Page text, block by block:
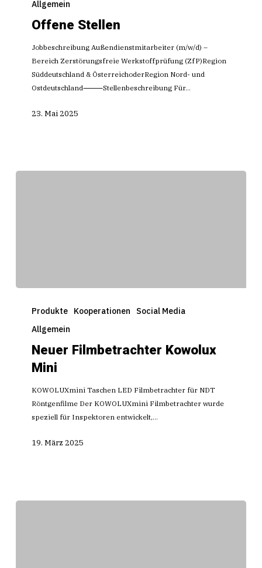
Allgemein
Offene Stellen
Jobbeschreibung Außendienstmitarbeiter (m/w/d) –
Bereich Zerstörungsfreie Werkstoffprüfung (ZfP)Region
Süddeutschland & ÖsterreichoderRegion Nord- und
Ostdeutschland⸻Stellenbeschreibung Für…
23. Mai 2025
Filmbetrachter
Produkte Kooperationen
Social Media
Allgemein
Neuer Filmbetrachter Kowolux
Mini
KOWOLUXmini Taschen LED Filmbetrachter für NDT
Röntgenfilme Der KOWOLUXmini Filmbetrachter wurde
speziell für Inspektoren entwickelt,…
19. März 2025